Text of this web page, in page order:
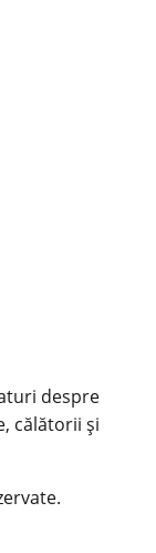
despre
călătorii și